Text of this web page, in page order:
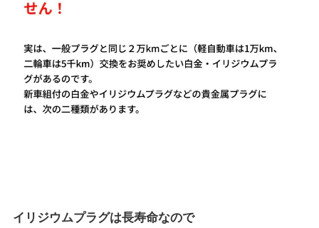
イリジウムプラグは長寿命なので